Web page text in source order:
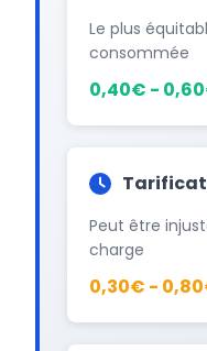
Le plus
consommée
0,40€ -
Peut être
charge
0,30€ -